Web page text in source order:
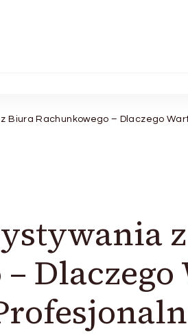
Biura Rachunkowego – Dlaczego
Dlaczego